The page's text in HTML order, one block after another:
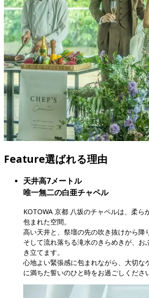
Feature選ばれる理由
天井高7メートル
唯一無二の白亜チャペル
KOTOWA 京都 八坂のチャペルは、柔ら
包まれた空間。
高い天井と、祭壇の先の吹き抜けから降
そして流れ落ちる滝水のきらめきが、お
き立てます。
心地よい緊張感に包まれながら、大切な
に満ちた誓いのひと時をお過ごしくださ